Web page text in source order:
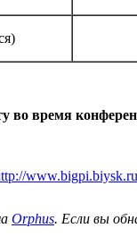
во время
Orphus. Если вы